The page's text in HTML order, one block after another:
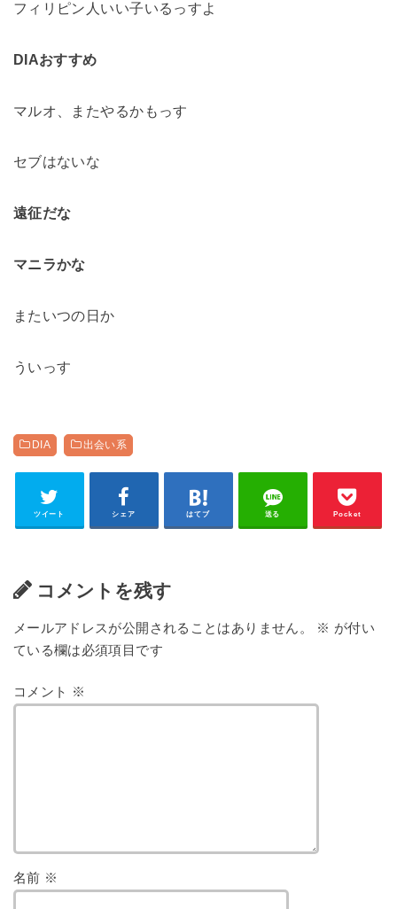
フィリピン人いい子いるっすよ
DIAおすすめ
マルオ、またやるかもっす
セブはないな
遠征だな
マニラかな
またいつの日か
ういっす
DIA 出会い系
ツイート シェア はてブ 送る Pocket
コメントを残す
メールアドレスが公開されることはありません。 ※ が付い
ている欄は必須項目です
コメント ※
名前 ※